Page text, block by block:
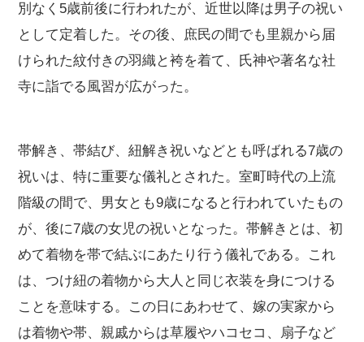
別なく5歳前後に行われたが、近世以降は男子の祝い
として定着した。その後、庶民の間でも里親から届
けられた紋付きの羽織と袴を着て、氏神や著名な社
寺に詣でる風習が広がった。
帯解き、帯結び、紐解き祝いなどとも呼ばれる7歳の
祝いは、特に重要な儀礼とされた。室町時代の上流
階級の間で、男女とも9歳になると行われていたもの
が、後に7歳の女児の祝いとなった。帯解きとは、初
めて着物を帯で結ぶにあたり行う儀礼である。これ
は、つけ紐の着物から大人と同じ衣装を身につける
ことを意味する。この日にあわせて、嫁の実家から
は着物や帯、親戚からは草履やハコセコ、扇子など